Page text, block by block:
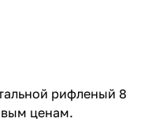
рифленый 8
ценам.